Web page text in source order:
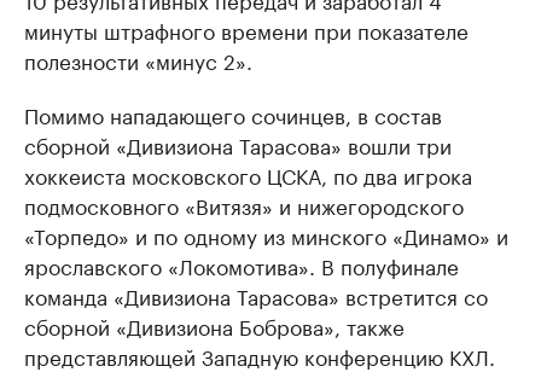
минуты штрафного времени при показателе
полезности «минус 2».
Помимо нападающего сочинцев, в состав
сборной «Дивизиона Тарасова» вошли три
хоккеиста московского ЦСКА, по два игрока
подмосковного «Витязя» и нижегородского
«Торпедо» и по одному из минского «Динамо» и
ярославского «Локомотива». В полуфинале
команда «Дивизиона Тарасова» встретится со
сборной «Дивизиона Боброва», также
представляющей Западную конференцию КХЛ.